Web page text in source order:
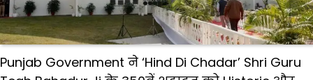
Punjab Government ने ‘Hind Di Chadar’ Shri Guru